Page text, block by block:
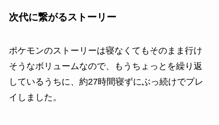
次代に繋がるストーリー
ポケモンのストーリーは寝なくてもそのまま行け
そうなボリュームなので、もうちょっとを繰り返
しているうちに、約27時間寝ずにぶっ続けでプレ
イしました。